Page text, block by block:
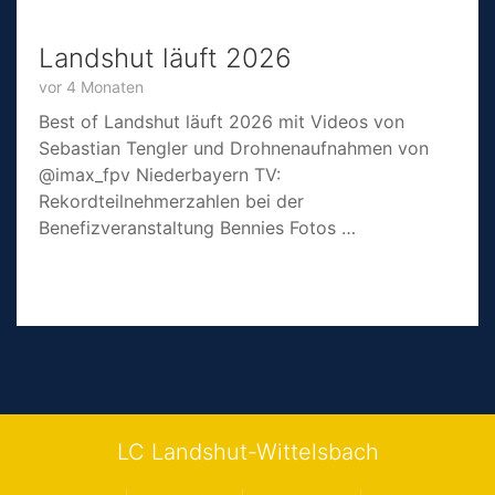
Landshut läuft 2026
vor 4 Monaten
Best of Landshut läuft 2026 mit Videos von
Sebastian Tengler und Drohnenaufnahmen von
@imax_fpv Niederbayern TV:
Rekordteilnehmerzahlen bei der
Benefizveranstaltung Bennies Fotos …
LC Landshut-Wittelsbach